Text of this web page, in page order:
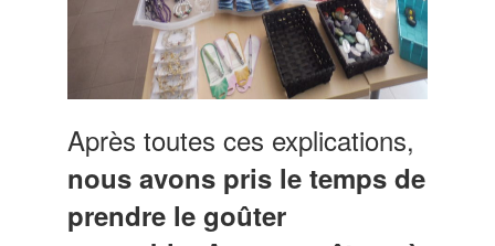
Après toutes ces explications,
nous avons pris le temps de
prendre le goûter